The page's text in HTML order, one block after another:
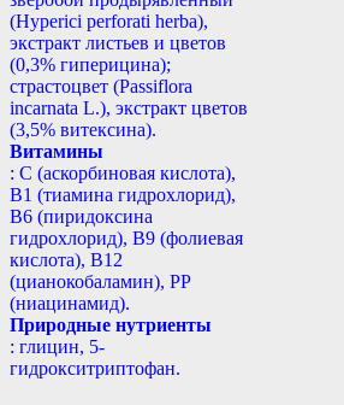
(Hyperici perforati herba),
экстракт листьев и цветов
(0,3% гиперицина);
страстоцвет (Passiflora
incarnata L.), экстракт цветов
(3,5% витексина).
Витамины
: С (аскорбиновая кислота),
B1 (тиамина гидрохлорид),
B6 (пиридоксина
гидрохлорид), B9 (фолиевая
кислота), В12
(цианокобаламин), РР
(ниацинамид).
Природные нутриенты
: глицин, 5-
гидрокситриптофан.